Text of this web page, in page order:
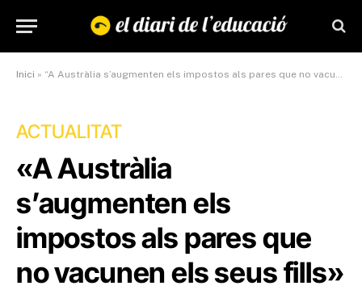
Inici » “A Austràlia s’augmenten els impostos als pares que no vacunen els seus fills”
ACTUALITAT
«A Austràlia
s’augmenten els
impostos als pares que
no vacunen els seus fills»